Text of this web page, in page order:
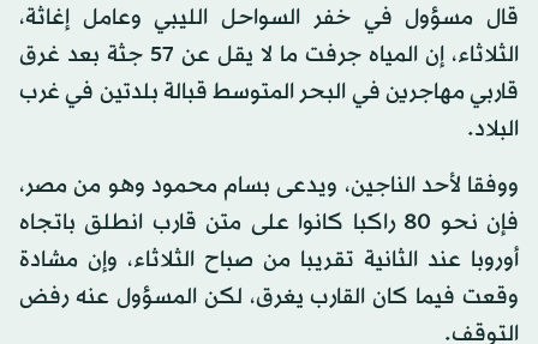
قال مسؤول في خفر السواحل الليبي وعامل إغاثة،
الثلاثاء، إن المياه جرفت ما لا يقل عن 57 جثة بعد غرق
قاربي مهاجرين في البحر المتوسط قبالة بلدتين في غرب
البلاد.
ووفقا لأحد الناجين، ويدعى بسام محمود وهو من مصر،
فإن نحو 80 راكبا كانوا على متن قارب انطلق باتجاه
أوروبا عند الثانية تقريبا من صباح الثلاثاء، وإن مشادة
وقعت فيما كان القارب يغرق، لكن المسؤول عنه رفض
التوقف.